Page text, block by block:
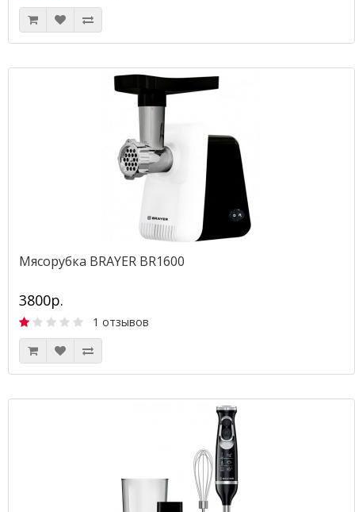
Мясорубка BRAYER BR1600
3800р.
1 отзывов